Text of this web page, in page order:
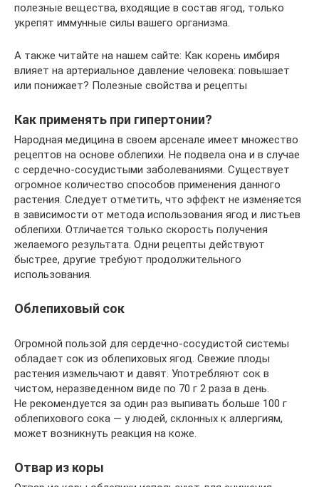
полезные вещества, входящие в состав ягод, только
укрепят иммунные силы вашего организма.
А также читайте на нашем сайте: Как корень имбиря
влияет на артериальное давление человека: повышает
или понижает? Полезные свойства и рецепты
Как применять при гипертонии?
Народная медицина в своем арсенале имеет множество
рецептов на основе облепихи. Не подвела она и в случае
с сердечно-сосудистыми заболеваниями. Существует
огромное количество способов применения данного
растения. Следует отметить, что эффект не изменяется
в зависимости от метода использования ягод и листьев
облепихи. Отличается только скорость получения
желаемого результата. Одни рецепты действуют
быстрее, другие требуют продолжительного
использования.
Облепиховый сок
Огромной пользой для сердечно-сосудистой системы
обладает сок из облепиховых ягод. Свежие плоды
растения измельчают и давят. Употребляют сок в
чистом, неразведенном виде по 70 г 2 раза в день.
Не рекомендуется за один раз выпивать больше 100 г
облепихового сока — у людей, склонных к аллергиям,
может возникнуть реакция на коже.
Отвар из коры